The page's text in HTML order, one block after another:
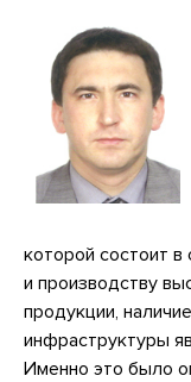
которой состоит в
и производству
продукции,
инфраструктуры
Именно это было